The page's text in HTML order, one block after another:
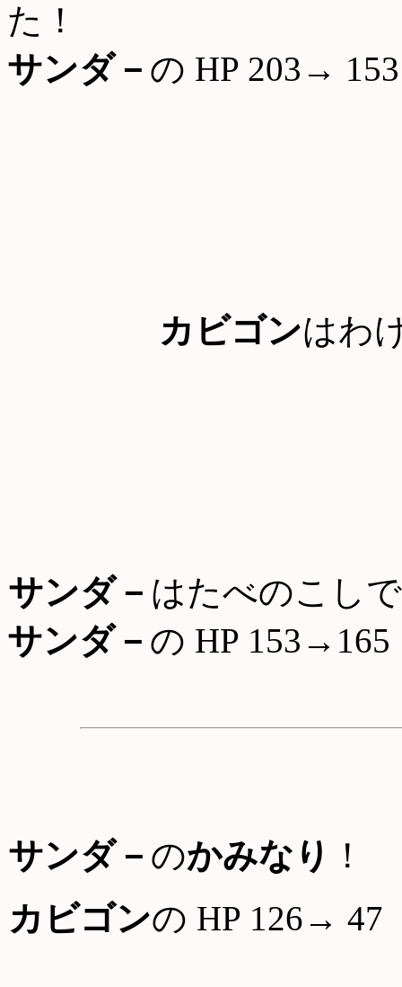
た！
サンダ－ の HP 203→ 153
カビゴンはわ
サンダ－ はたべのこし
サンダ－ の HP 153→165
サンダ－ のかみなり
！
カビゴンの HP 126→ 47